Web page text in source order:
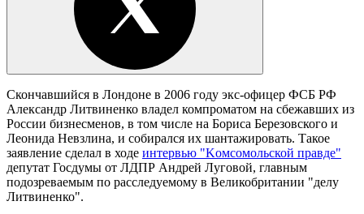
Скончавшийся в Лондоне в 2006 году экс-офицер ФСБ РФ
Александр Литвиненко владел компроматом на сбежавших из
России бизнесменов, в том числе на Бориса Березовского и
Леонида Невзлина, и собирался их шантажировать. Такое
заявление сделал в ходе интервью "Kомсомольской правде"
депутат Госдумы от ЛДПР Андрей Луговой, главным
подозреваемым по расследуемому в Великобритании "делу
Литвиненко".